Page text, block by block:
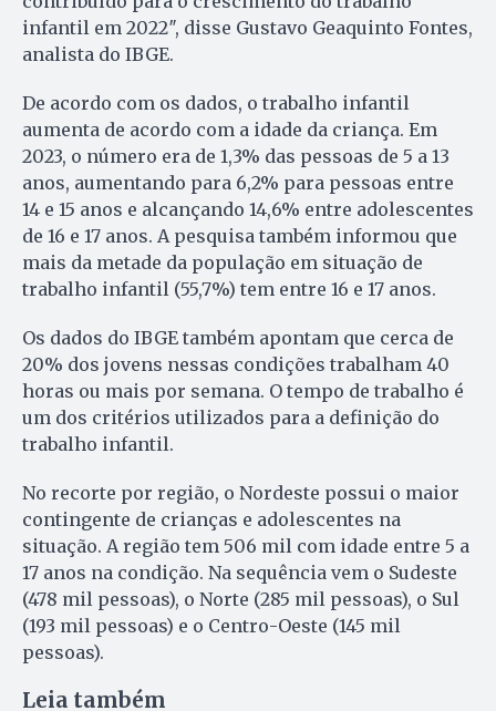
infantil em 2022″, disse Gustavo Geaquinto Fontes,
analista do IBGE.
De acordo com os dados, o trabalho infantil
aumenta de acordo com a idade da criança. Em
2023, o número era de 1,3% das pessoas de 5 a 13
anos, aumentando para 6,2% para pessoas entre
14 e 15 anos e alcançando 14,6% entre adolescentes
de 16 e 17 anos. A pesquisa também informou que
mais da metade da população em situação de
trabalho infantil (55,7%) tem entre 16 e 17 anos.
Os dados do IBGE também apontam que cerca de
20% dos jovens nessas condições trabalham 40
horas ou mais por semana. O tempo de trabalho é
um dos critérios utilizados para a definição do
trabalho infantil.
No recorte por região, o Nordeste possui o maior
contingente de crianças e adolescentes na
situação. A região tem 506 mil com idade entre 5 a
17 anos na condição. Na sequência vem o Sudeste
(478 mil pessoas), o Norte (285 mil pessoas), o Sul
(193 mil pessoas) e o Centro-Oeste (145 mil
pessoas).
Leia também